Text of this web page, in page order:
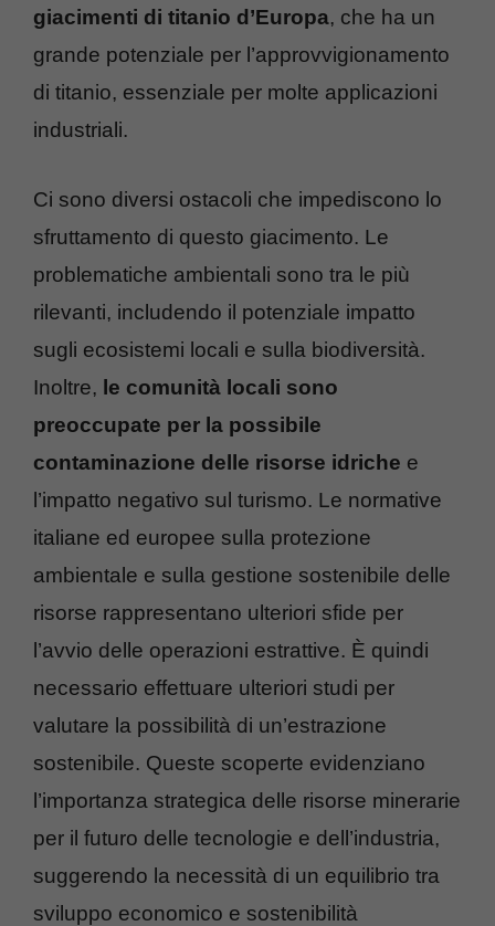
giacimenti di titanio d’Europa, che ha un
grande potenziale per l’approvvigionamento
di titanio, essenziale per molte applicazioni
industriali.
Ci sono diversi ostacoli che impediscono lo
sfruttamento di questo giacimento. Le
problematiche ambientali sono tra le più
rilevanti, includendo il potenziale impatto
sugli ecosistemi locali e sulla biodiversità.
Inoltre, le comunità locali sono
preoccupate per la possibile
contaminazione delle risorse idriche e
l’impatto negativo sul turismo. Le normative
italiane ed europee sulla protezione
ambientale e sulla gestione sostenibile delle
risorse rappresentano ulteriori sfide per
l’avvio delle operazioni estrattive. È quindi
necessario effettuare ulteriori studi per
valutare la possibilità di un’estrazione
sostenibile. Queste scoperte evidenziano
l’importanza strategica delle risorse minerarie
per il futuro delle tecnologie e dell’industria,
suggerendo la necessità di un equilibrio tra
sviluppo economico e sostenibilità